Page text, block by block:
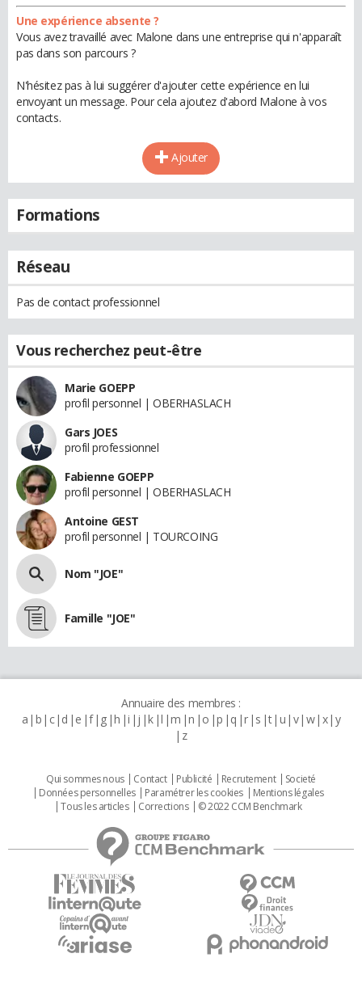
Une expérience absente ?
Vous avez travaillé avec Malone dans une entreprise qui n'apparaît
pas dans son parcours ?
N'hésitez pas à lui suggérer d'ajouter cette expérience en lui
envoyant un message. Pour cela ajoutez d'abord Malone à vos
contacts.
Ajouter
Formations
Réseau
Pas de contact professionnel
Vous recherchez peut-être
Marie GOEPP
profil personnel | OBERHASLACH
Gars JOES
profil professionnel
Fabienne GOEPP
profil personnel | OBERHASLACH
Antoine GEST
profil personnel | TOURCOING
Nom "JOE"
Famille "JOE"
Annuaire des membres :
a b c d e f g h i j k l m n o p q r s t u v w x y
z
Qui sommes nous Contact Publicité Recrutement
Societé
Données personnelles
Paramétrer les cookies
Mentions légales
Tous les articles
Corrections © 2022 CCM Benchmark